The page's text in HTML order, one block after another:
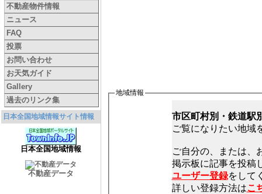
不動産物件情報
ニュース
FAQ
投票
お問い合わせ
お天気ガイド
Gallery
過去のリンク集
日本全国地域情報サイト情報
日本全国地域情報
不動産データ
地域情報
市区町村別・鉄道駅
ご覧になりたい地域
ご自分の、または、
ユーザー登録をして
詳しい登録方法はこ